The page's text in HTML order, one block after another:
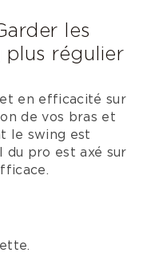
les
plus régulier
en efficacité sur
de vos bras et
le swing est
du pro est axé sur